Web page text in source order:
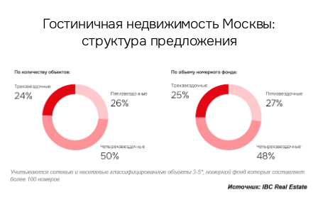
Гостиничная недвижимость Москвы:
структура предложения